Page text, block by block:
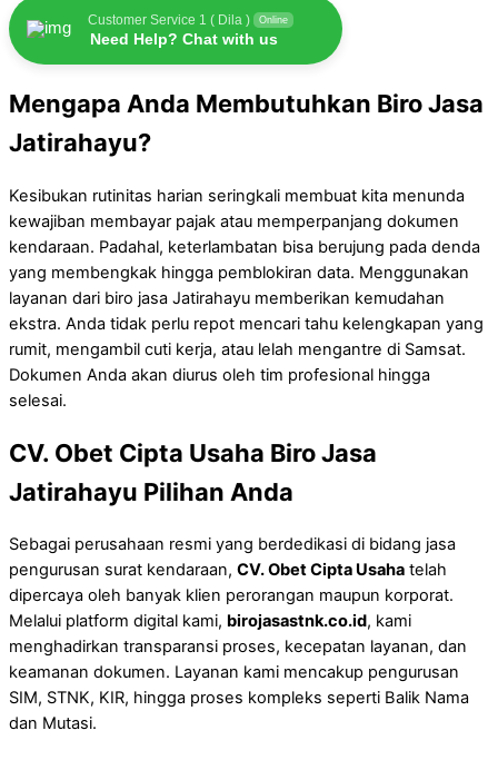
Customer Service 1 ( Dila ) Online
Need Help? Chat with us
Mengapa Anda Membutuhkan Biro Jasa
Jatirahayu?
Kesibukan rutinitas harian seringkali membuat kita menunda
kewajiban membayar pajak atau memperpanjang dokumen
kendaraan. Padahal, keterlambatan bisa berujung pada denda
yang membengkak hingga pemblokiran data. Menggunakan
layanan dari biro jasa Jatirahayu memberikan kemudahan
ekstra. Anda tidak perlu repot mencari tahu kelengkapan yang
rumit, mengambil cuti kerja, atau lelah mengantre di Samsat.
Dokumen Anda akan diurus oleh tim profesional hingga
selesai.
CV. Obet Cipta Usaha Biro Jasa
Jatirahayu Pilihan Anda
Sebagai perusahaan resmi yang berdedikasi di bidang jasa
pengurusan surat kendaraan, CV. Obet Cipta Usaha telah
dipercaya oleh banyak klien perorangan maupun korporat.
Melalui platform digital kami, birojasastnk.co.id, kami
menghadirkan transparansi proses, kecepatan layanan, dan
keamanan dokumen. Layanan kami mencakup pengurusan
SIM, STNK, KIR, hingga proses kompleks seperti Balik Nama
dan Mutasi.